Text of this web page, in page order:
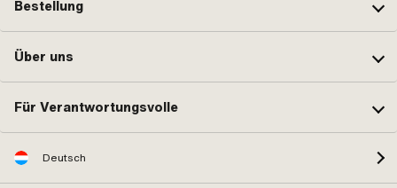
Bestellung
Über uns
Für Verantwortungsvolle
Deutsch